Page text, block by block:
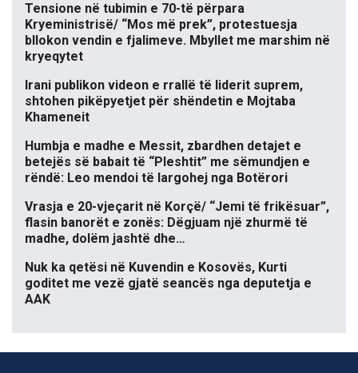
Tensione në tubimin e 70-të përpara
Kryeministrisë/ “Mos më prek”, protestuesja
bllokon vendin e fjalimeve. Mbyllet me marshim në
kryeqytet
Irani publikon videon e rrallë të liderit suprem,
shtohen pikëpyetjet për shëndetin e Mojtaba
Khameneit
Humbja e madhe e Messit, zbardhen detajet e
betejës së babait të “Pleshtit” me sëmundjen e
rëndë: Leo mendoi të largohej nga Botërori
Vrasja e 20-vjeçarit në Korçë/ “Jemi të frikësuar”,
flasin banorët e zonës: Dëgjuam një zhurmë të
madhe, dolëm jashtë dhe…
Nuk ka qetësi në Kuvendin e Kosovës, Kurti
goditet me vezë gjatë seancës nga deputetja e
AAK